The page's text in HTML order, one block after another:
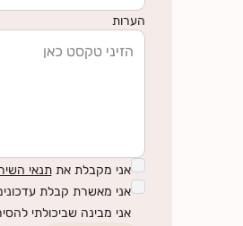
הערות
אני מקבלת אתתנאי
אני מאשרת קבלת
אני מבינה שביכולתי